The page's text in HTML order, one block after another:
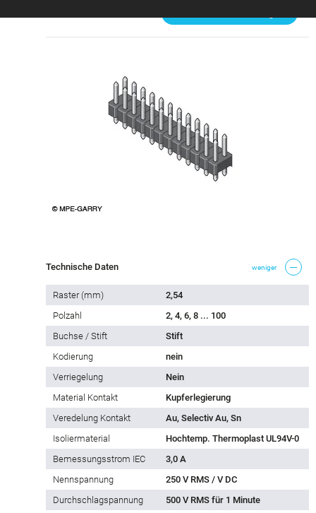
Technische Daten weniger
Raster (mm)
2,54
Polzahl
2, 4, 6, 8 ... 100
Buchse / Stift
Stift
Kodierung
nein
Verriegelung
Nein
Material Kontakt
Kupferlegierung
Veredelung Kontakt
Au, Selectiv Au, Sn
Isoliermaterial
Hochtemp. Thermoplast UL94V-0
Bemessungsstrom IEC
3,0 A
Nennspannung
250 V RMS / V DC
Durchschlagspannung
500 V RMS für 1 Minute